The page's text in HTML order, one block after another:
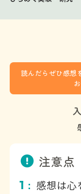
読んだらぜひ感想
注意点
1 ： 感想は心